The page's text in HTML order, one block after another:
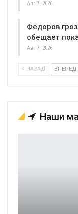
Авг 7, 2026
Федоров
обещает
Авг 7, 2026
НАЗАД ВПЕРЕД
Наши